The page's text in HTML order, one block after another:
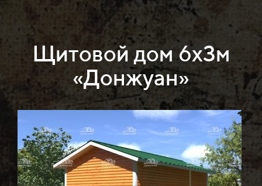
Щитовой дом 6х3м
«Донжуан»